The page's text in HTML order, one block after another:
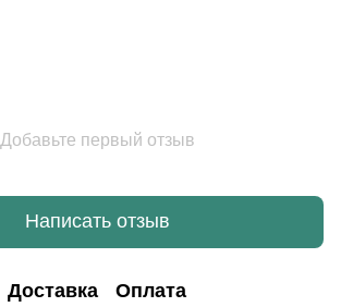
Добавьте первый отзыв
Написать отзыв
Доставка Оплата